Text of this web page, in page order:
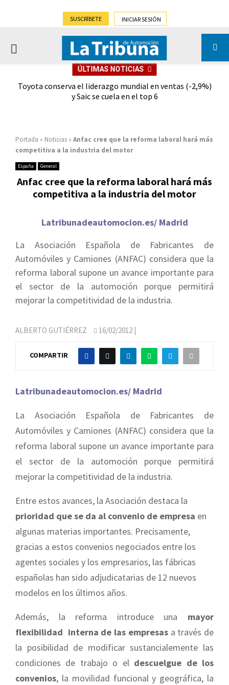
SUSCRÍBETE INICIAR SESIÓN
PRIMARY
ÚLTIMAS NOTICIAS
Toyota conserva el liderazgo mundial en ventas (-2,9%)
y Saic se cuela en el top 6
Portada » Noticias » Anfac cree que la reforma laboral hará más
competitiva a la industria del motor
España General
Anfac cree que la reforma laboral hará más
competitiva a la industria del motor
Latribunadeautomocion.es/ Madrid
La Asociación Española de Fabricantes de
Automóviles y Camiones (ANFAC) considera que la
reforma laboral supone un avance importante para
el sector de la automoción porque permitirá
mejorar la competitividad de la industria.
ALBERTO GUTIÉRREZ 16/02/2012 |
COMPARTIR
Latribunadeautomocion.es/ Madrid
La Asociación Española de Fabricantes de
Automóviles y Camiones (ANFAC) considera que la
reforma laboral supone un avance importante para
el sector de la automoción porque permitirá
mejorar la competitividad de la industria.
Entre estos avances, la Asociación destaca la
prioridad que se da al convenio de empresa en
algunas materias importantes. Precisamente,
gracias a estos convenios negociados entre los
agentes sociales y los empresarios, las fábricas
españolas han sido adjudicatarias de 12 nuevos
modelos en los últimos años.
Además, la reforma introduce una mayor
flexibilidad interna de las empresasa través de
la posibilidad de modificar sustancialemente las
condiciones de trabajo o el descuelgue de los
convenios, la movilidad funcional y geográfica, la